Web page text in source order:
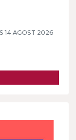
14 AGOST 2026